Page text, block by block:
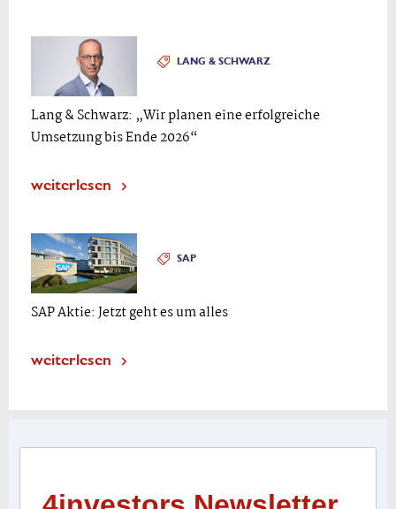
LANG & SCHWARZ
Lang & Schwarz: „Wir planen eine erfolgreiche
Umsetzung bis Ende 2026“
weiterlesen
SAP
SAP Aktie: Jetzt geht es um alles
weiterlesen